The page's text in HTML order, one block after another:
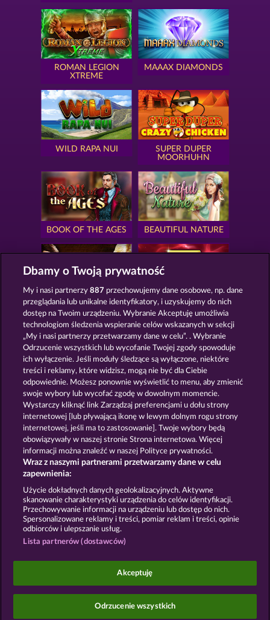
ROMAN LEGION
XTREME
MAAAX DIAMONDS
WILD RAPA NUI
SUPER DUPER
MOORHUHN
BOOK OF THE AGES BEAUTIFUL NATURE
SIMPLY THE BEST ROYAL SEVEN
GOLDEN EI OF
MOORHUHN
FOREVER
DIAMONDS
Pokaż wszystkie gry
Zasady i warunki Polityka prywatności
Nota prawna Firma FAQ Facebook
Prześlij wniosek o wypłatę
Gry społecznościowe mają przeznaczenie czysto
rozrywkowe i nie mają absolutnie żadnego wpływu
pieniądze.
©2026 Whow Games GmbH
Dbamy o Twoją prywatność
My i nasi partnerzy887 przechowujemy dane osobowe, np. dane
przeglądania lub unikalne identyfikatory, i uzyskujemy do nich
dostęp na Twoim urządzeniu. Wybranie Akceptuję umożliwia
technologiom śledzenia wspieranie celów wskazanych w sekcji
„My i nasi partnerzy przetwarzamy dane w celu”. . Wybranie
Odrzucenie wszystkich lub wycofanie Twojej zgody spowoduje
ich wyłączenie. Jeśli moduły śledzące są wyłączone, niektóre
treści i reklamy, które widzisz, mogą nie być dla Ciebie
odpowiednie. Możesz ponownie wyświetlić to menu, aby zmienić
swoje wybory lub wycofać zgodę w dowolnym momencie.
Wystarczy kliknąć link Zarządzaj preferencjami u dołu strony
internetowej [lub pływającą ikonę w lewym dolnym rogu strony
internetowej, jeśli ma to zastosowanie]. Twoje wybory będą
obowiązywały w naszej stronie Strona internetowa. Więcej
informacji można znaleźć w naszej Polityce prywatności.
Wraz z naszymi partnerami przetwarzamy dane w celu
zapewnienia:
Użycie dokładnych danych geolokalizacyjnych. Aktywne
skanowanie charakterystyki urządzenia do celów identyfikacji.
Przechowywanie informacji na urządzeniu lub dostęp do nich.
Spersonalizowane reklamy i treści, pomiar reklam i treści, opinie
odbiorców i ulepszanie usług.
Lista partnerów (dostawców)
Akceptuję
Odrzucenie wszystkich